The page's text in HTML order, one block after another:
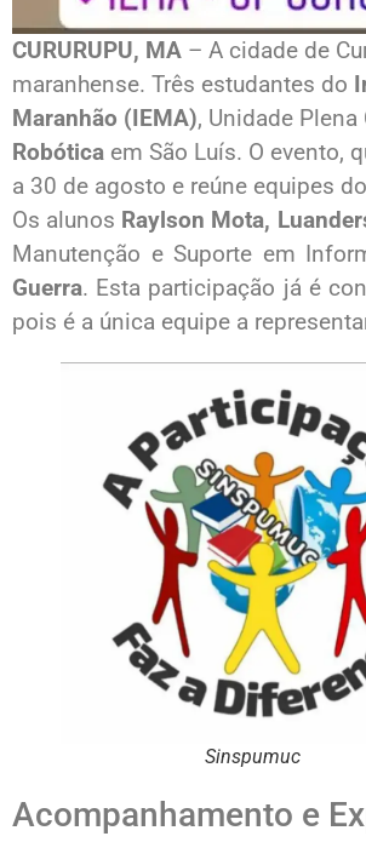
CURURUPU, MA – A cidade de
maranhense. Três estudantes do
Maranhão (IEMA), Unidade
Robótica em São Luís. O evento,
a 30 de agosto e reúne equipes
Os alunos Raylson Mota,
Manutenção e Suporte em
Guerra. Esta participação já é
pois é a única equipe a
Sinspumuc
Acompanhamento e